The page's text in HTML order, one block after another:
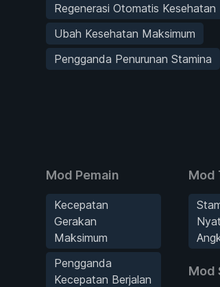
Regenerasi Otomatis Kesehatan
Ubah Kesehatan Maksimum
Pengganda Penurunan Stamina
Mod Pemain
Kecepatan
Gerakan
Maksimum
Pengganda
Kecepatan Berjalan
Mod
Mod